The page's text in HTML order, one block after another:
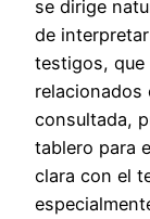
se dirige
de
testigos,
relacionados
consultada,
tablero para
clara con el